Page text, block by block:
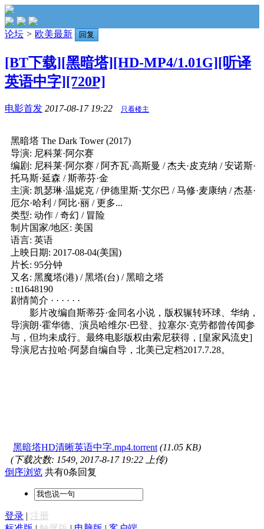
论坛 > 欧美最新 回复
[BT下载][黑暗塔][HD-MP4/1.01G][听译
英语中字][720P]
电影首发 2017-08-17 19:22 只看楼主
黑暗塔 The Dark Tower (2017)
导演: 尼科莱·阿尔赛
编剧: 尼科莱·阿尔赛 / 阿齐瓦·高斯曼 / 杰夫·皮克纳 / 安诺斯·
托马斯·延森 / 斯蒂芬·金
主演: 凯瑟琳·温妮克 / 伊德里斯·艾尔巴 / 马修·麦康纳 / 杰基·
厄尔·哈利 / 阿比·丽 / 更多...
类型: 动作 / 奇幻 / 冒险
制片国家/地区: 美国
语言: 英语
上映日期: 2017-08-04(美国)
片长: 95分钟
又名: 黑魔塔(港) / 黑塔(台) / 黑暗之塔
: tt1648190
剧情简介 · · · · · ·
影片改编自斯蒂芬·金同名小说，版权辗转环球、华纳，
导演朗·霍华德、演员哈维尔·巴登、拉塞尔·克劳都曾传闻参
与，但均未成行。最终电影版权由索尼获得，[皇家风流史]
导演尼古拉哈·阿瑟自编自导，北美已定档2017.7.28。
黑暗塔HD清晰英语中字.mp4.torrent (11.05 KB)
(下载次数: 1549, 2017-8-17 19:22 上传)
倒序浏览 共有0条回复
登录 | 注册